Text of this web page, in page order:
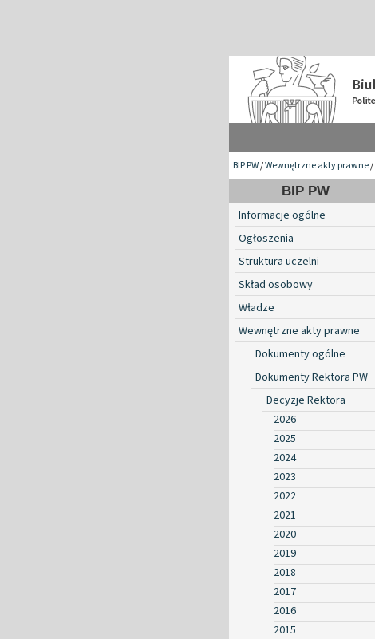
BIP PW/Wewnętrzne akty prawne/
BIP PW
Informacje ogólne
Ogłoszenia
Struktura uczelni
Skład osobowy
Władze
Wewnętrzne akty prawne
Dokumenty ogólne
Dokumenty Rektora PW
Decyzje Rektora
2026
2025
2024
2023
2022
2021
2020
2019
2018
2017
2016
2015